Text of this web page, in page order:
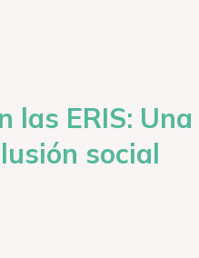
las ERIS:
social